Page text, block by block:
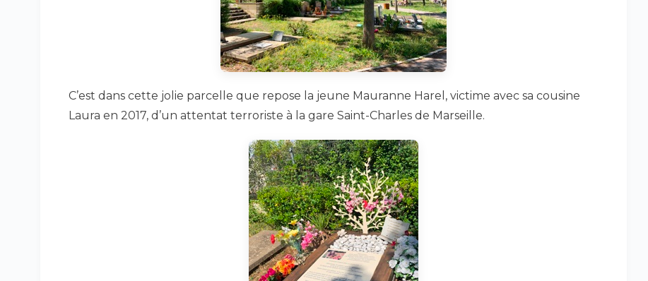
C’est dans cette jolie parcelle que repose la jeune Mauranne Harel, victime avec sa cousine
Laura en 2017, d’un attentat terroriste à la gare Saint-Charles de Marseille.